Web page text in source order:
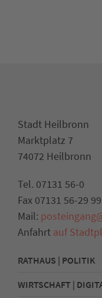
Stadt Heilbronn
Marktplatz 7
74072 Heilbronn
Tel. 07131 56-0
Fax 07131 56-29 99
Mail:
Anfahrt auf
RATHAUS | POLITIK
WIRTSCHAFT |